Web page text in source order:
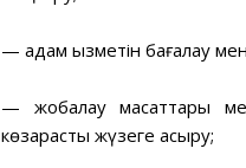
— адам қызметін бағалау
— жобалау мақсаттары
көзқарасты жүзеге асыру;